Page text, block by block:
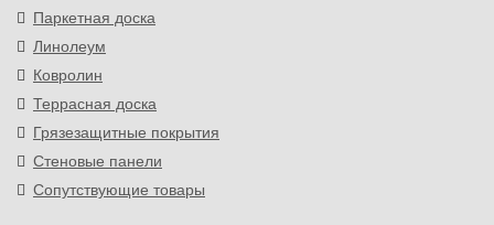
Паркетная доска
Линолеум
Ковролин
Террасная доска
Грязезащитные покрытия
Стеновые панели
Сопутствующие товары